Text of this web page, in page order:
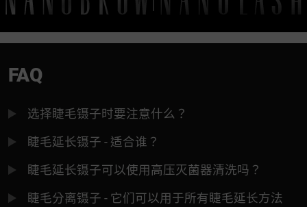
FAQ
选择睫毛镊子时要注意什么？
睫毛延长镊子 - 适合谁？
睫毛延长镊子可以使用高压灭菌器清洗吗？
睫毛分离镊子 - 它们可以用于所有睫毛延长方法